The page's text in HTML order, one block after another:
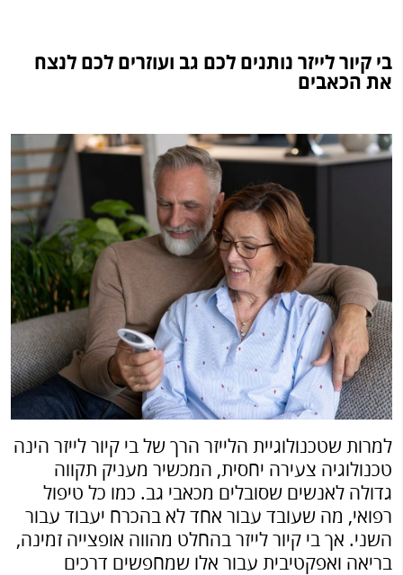
בי קיור לייזר נותנים לכם גב ועוזרים לכם לנצח
את הכאבים
למרות שטכנולוגיית הלייזר הרך של בי קיור לייזר הינה
טכנולוגיה צעירה יחסית, המכשיר מעניק תקווה
גדולה לאנשים שסובלים מכאבי גב. כמו כל טיפול
רפואי, מה שעובד עבור אחד לא בהכרח יעבוד עבור
השני. אך בי קיור לייזר בהחלט מהווה אופצייה זמינה,
בריאה ואפקטיבית עבור אלו שמחפשים דרכים